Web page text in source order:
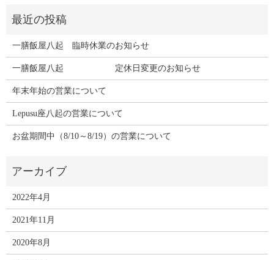
一膳飯屋八起 臨時休業のお知らせ
一膳飯屋八起 定休日変更のお知らせ
年末年始の営業について
Lepusu座八起の営業について
お盆期間中（8/10～8/19）の営業について
2022年4月
2021年11月
2020年8月